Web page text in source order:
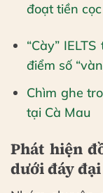
đoạt tiền cọc
“Cày”
điểm số
Chìm ghe
tại Cà Mau
Phát hiện
dưới đáy